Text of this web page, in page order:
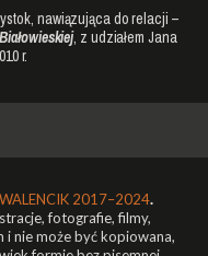
nawiązująca do relacji –
, z udziałem Jana
r.
2017–2024.
fotografie, filmy,
nie może być kopiowana,